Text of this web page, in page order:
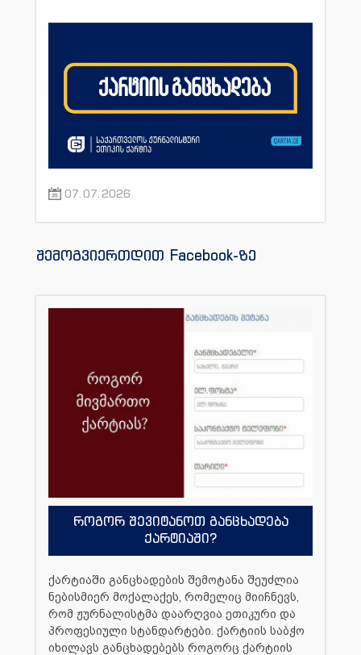
07.07.2026
შემოგვიერთდით Facebook-ზე
როგორ შევიტანოთ განცხადება
ქარტიაში?
ქარტიაში განცხადების შემოტანა შეუძლია
ნებისმიერ მოქალაქეს, რომელიც მიიჩნევს,
რომ ჟურნალისტმა დაარღვია ეთიკური და
პროფესიული სტანდარტები. ქარტიის საბჭო
იხილავს განცხადებებს როგორც ქარტიის